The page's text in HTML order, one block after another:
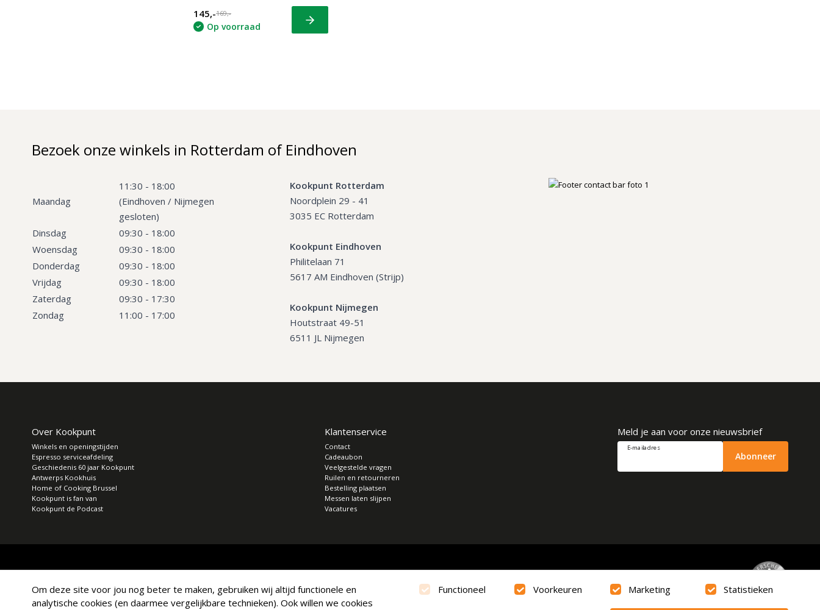
145,-169,-
Op voorraad Bekijk
Bezoek onze winkels in Rotterdam of Eindhoven
Maandag
11:30 - 18:00
(Eindhoven / Nijmegen
gesloten)
Dinsdag
09:30 - 18:00
Woensdag
09:30 - 18:00
Donderdag
09:30 - 18:00
Vrijdag
09:30 - 18:00
Zaterdag
09:30 - 17:30
Zondag
11:00 - 17:00
Kookpunt Rotterdam
Noordplein 29 - 41
3035 EC Rotterdam
Kookpunt Eindhoven
Philitelaan 71
5617 AM Eindhoven (Strijp)
Kookpunt Nijmegen
Houtstraat 49-51
6511 JL Nijmegen
Over Kookpunt
Winkels en openingstijden
Espresso serviceafdeling
Geschiedenis 60 jaar Kookpunt
Antwerps Kookhuis
Home of Cooking Brussel
Kookpunt is fan van
Kookpunt de Podcast
Klantenservice
Contact
Cadeaubon
Veelgestelde vragen
Ruilen en retourneren
Bestelling plaatsen
Messen laten slijpen
Vacatures
Meld je aan voor onze nieuwsbrief
E-mailadres
Abonneer
Om deze site voor jou nog beter te maken, gebruiken wij altijd functionele en
analytische cookies (en daarmee vergelijkbare technieken). Ook willen we cookies
Functioneel Voorkeuren Marketing Statistieken